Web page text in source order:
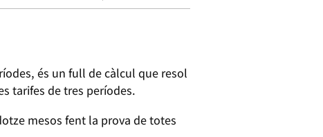
és un full de càlcul que resol
tarifes de tres períodes.
mesos fent la prova de totes